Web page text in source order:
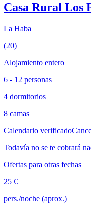
Casa Rural Los
La Haba
(20)
Alojamiento entero
6 - 12 personas
4 dormitorios
8 camas
Calendario verificado
Todavía no se te cobrará
Ofertas para otras fechas
25 €
pers./noche (aprox.)